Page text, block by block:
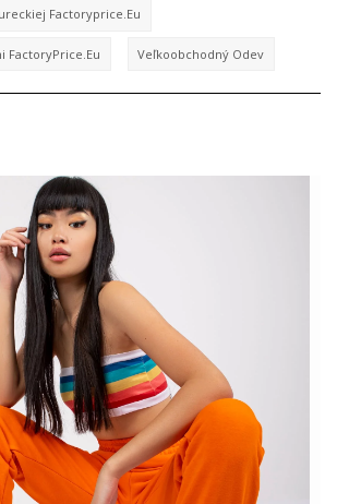
Factoryprice.eu
FactoryPrice.eu Veľkoobchodný Odev